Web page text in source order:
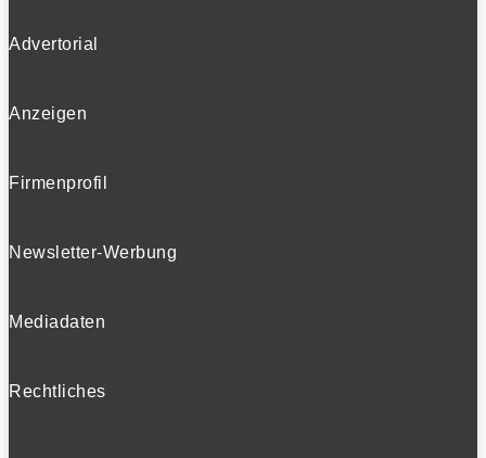
Advertorial
Anzeigen
Firmenprofil
Newsletter-Werbung
Mediadaten
Rechtliches